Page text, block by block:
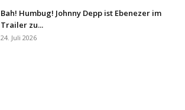
Bah! Humbug! Johnny Depp ist Ebenezer im
Trailer zu...
24. Juli 2026